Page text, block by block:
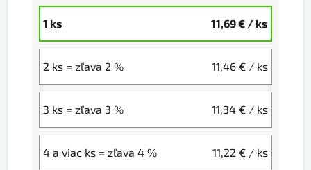
1 ks 11,69 € / ks
2 ks = zľava 2 % 11,46 € / ks
3 ks = zľava 3 % 11,34 € / ks
4 a viac ks = zľava 4 % 11,22 € / ks